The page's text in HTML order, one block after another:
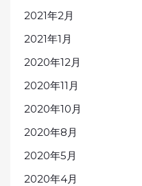
2021年2月
2021年1月
2020年12月
2020年11月
2020年10月
2020年8月
2020年5月
2020年4月